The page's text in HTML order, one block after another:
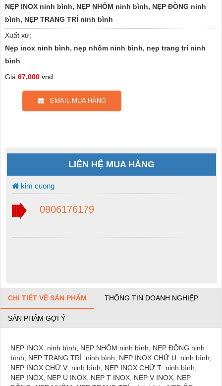
NẸP INOX ninh bình, NẸP NHÔM ninh bình, NẸP ĐỒNG ninh
bình, NẸP TRANG TRÍ ninh bình
Xuất xứ:
Nẹp inox ninh bình, nẹp nhôm ninh bình, nẹp trang trí ninh
bình
Giá:67,000 vnđ
EMAIL MUA HÀNG
LIÊN HỆ MUA HÀNG
kim cuong
0906176179
CHI TIẾT VỀ SẢN PHẨM THÔNG TIN DOANH NGHIỆP
SẢN PHẨM GỢI Ý
NẸP INOX ninh bình, NẸP NHÔM ninh bình, NẸP ĐỒNG ninh
bình, NẸP TRANG TRÍ ninh bình, NẸP INOX CHỮ U ninh bình,
NẸP INOX CHỮ V ninh bình, NẸP INOX CHỮ T ninh bình,
NẸP INOX, NẸP U INOX, NẸP T INOX, NẸP V INOX, NẸP